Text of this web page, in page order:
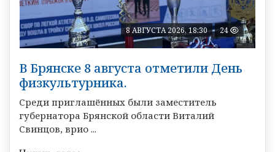
8 АВГУСТА 2026, 18:30 24
В Брянске 8 августа отметили День
физкультурника.
Среди приглашённых были заместитель
губернатора Брянской области Виталий
Свинцов, врио ...